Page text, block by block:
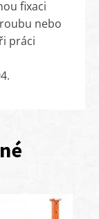
fixaci
nebo
práci